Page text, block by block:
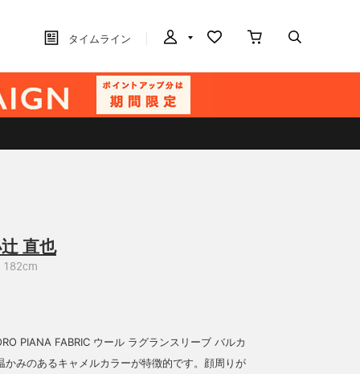
タイムライン
直也
182cm
PIANA FABRIC ウール ラグランスリーブ バルカ
かみのあるキャメルカラーが特徴的です。顔周りが